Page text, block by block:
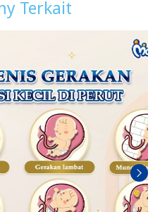
Terkait
Berik
utny
a